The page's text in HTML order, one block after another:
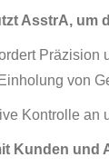
AsstrA, um
von
Kontrolle an
Kunden und